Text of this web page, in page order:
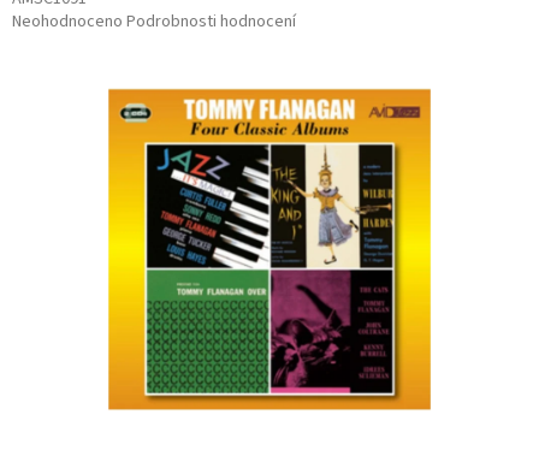
Průměrné
Neohodnoceno Podrobnosti hodnocení